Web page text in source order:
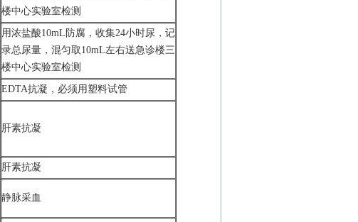
楼中心实验室检测
用浓盐酸10mL防腐，收集24小时尿，记
录总尿量，混匀取10mL左右送急诊楼三
楼中心实验室检测
EDTA抗凝，必须用塑料试管
肝素抗凝
肝素抗凝
静脉采血